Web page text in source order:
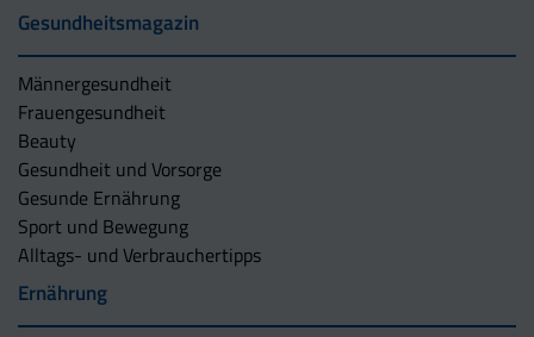
Gesundheitsmagazin
Männergesundheit
Frauengesundheit
Beauty
Gesundheit und Vorsorge
Gesunde Ernährung
Sport und Bewegung
Alltags- und Verbrauchertipps
Ernährung